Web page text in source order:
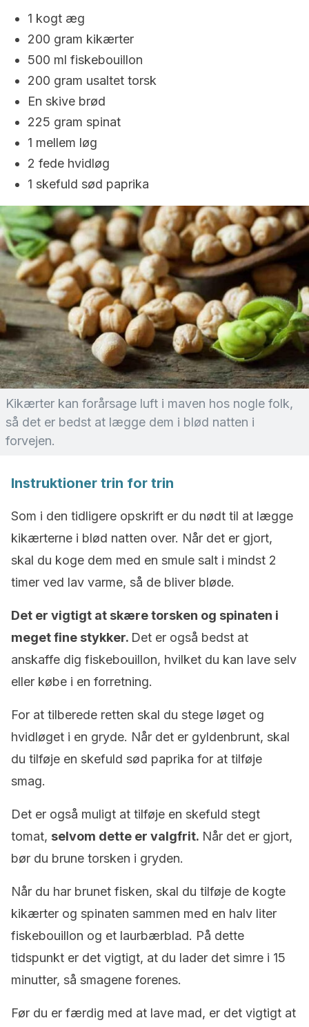
1 kogt æg
200 gram kikærter
500 ml fiskebouillon
200 gram usaltet torsk
En skive brød
225 gram spinat
1 mellem løg
2 fede hvidløg
1 skefuld sød paprika
Kikærter kan forårsage luft i maven hos nogle folk,
så det er bedst at lægge dem i blød natten i
forvejen.
Instruktioner trin for trin
Som i den tidligere opskrift er du nødt til at lægge
kikærterne i blød natten over. Når det er gjort,
skal du koge dem med en smule salt i mindst 2
timer ved lav varme, så de bliver bløde.
Det er vigtigt at skære torsken og spinaten i
meget fine stykker. Det er også bedst at
anskaffe dig fiskebouillon, hvilket du kan lave selv
eller købe i en forretning.
For at tilberede retten skal du stege løget og
hvidløget i en gryde. Når det er gyldenbrunt, skal
du tilføje en skefuld sød paprika for at tilføje
smag.
Det er også muligt at tilføje en skefuld stegt
tomat, selvom dette er valgfrit. Når det er gjort,
bør du brune torsken i gryden.
Når du har brunet fisken, skal du tilføje de kogte
kikærter og spinaten sammen med en halv liter
fiskebouillon og et laurbærblad. På dette
tidspunkt er det vigtigt, at du lader det simre i 15
minutter, så smagene forenes.
Før du er færdig med at lave mad, er det vigtigt at